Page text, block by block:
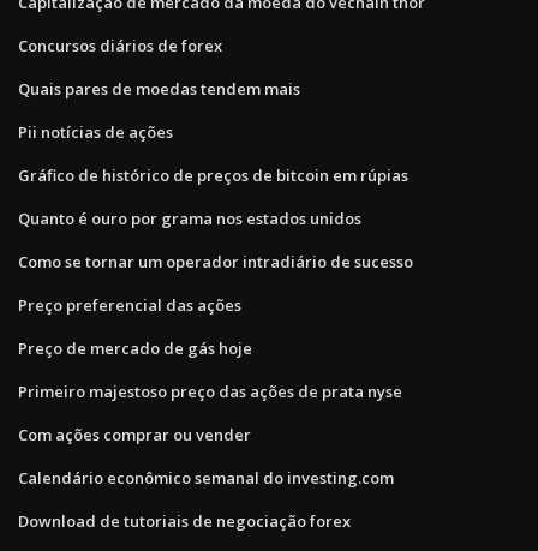
Concursos diários de forex
Quais pares de moedas tendem mais
Pii notícias de ações
Gráfico de histórico de preços de bitcoin em rúpias
Quanto é ouro por grama nos estados unidos
Como se tornar um operador intradiário de sucesso
Preço preferencial das ações
Preço de mercado de gás hoje
Primeiro majestoso preço das ações de prata nyse
Com ações comprar ou vender
Calendário econômico semanal do investing.com
Download de tutoriais de negociação forex